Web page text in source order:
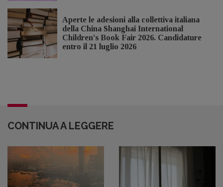
Aperte le adesioni alla collettiva italiana
della China Shanghai International
Children's Book Fair 2026. Candidature
entro il 21 luglio 2026
CONTINUA A LEGGERE